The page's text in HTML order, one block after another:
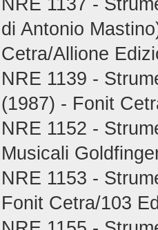
NRE 1137 -
di Antonio
Cetra/Allione
NRE 1139 -
(1987) - Fonit
NRE 1152 -
Musicali
NRE 1153 -
Fonit Cetra/103